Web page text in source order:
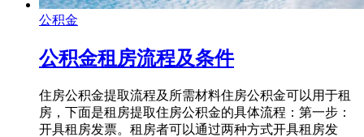
公积金
公积金租房流程及条件
住房公积金提取流程及所需材料住房公积金可以用于租
房，下面是租房提取住房公积金的具体流程：第一步：
开具租房发票。租房者可以通过两种方式开具租房发